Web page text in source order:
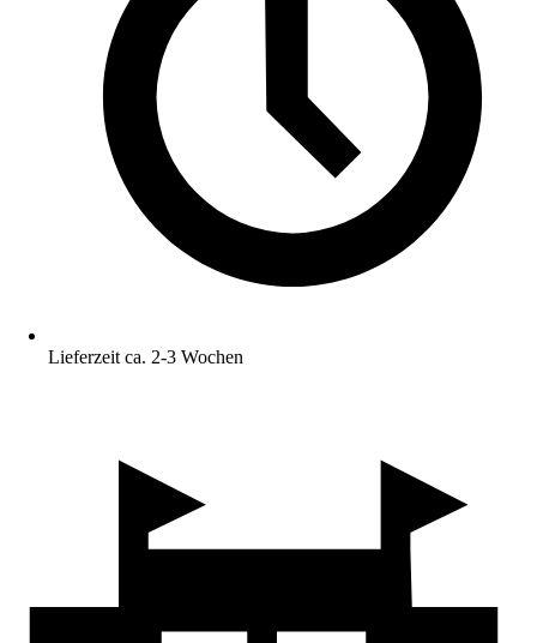
Lieferzeit ca. 2-3 Wochen